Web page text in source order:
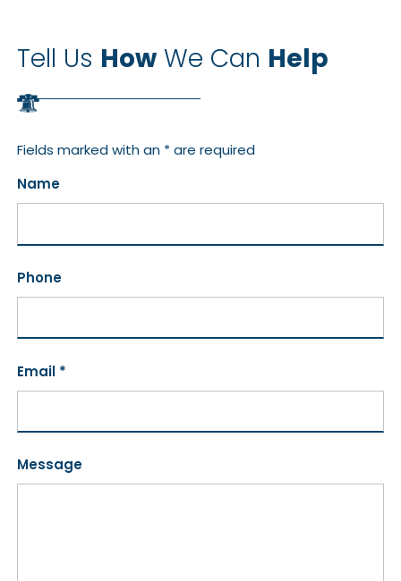
Tell Us HowWe Can Help
Fields marked with an * are required
Name
Phone
Email *
Message